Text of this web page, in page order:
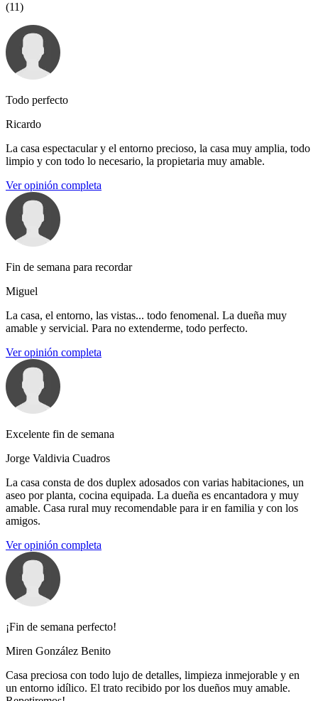
(11)
Todo perfecto
Ricardo
La casa espectacular y el entorno precioso, la casa muy amplia, todo
limpio y con todo lo necesario, la propietaria muy amable.
Ver opinión completa
Fin de semana para recordar
Miguel
La casa, el entorno, las vistas... todo fenomenal. La dueña muy
amable y servicial. Para no extenderme, todo perfecto.
Ver opinión completa
Excelente fin de semana
Jorge Valdivia Cuadros
La casa consta de dos duplex adosados con varias habitaciones, un
aseo por planta, cocina equipada. La dueña es encantadora y muy
amable. Casa rural muy recomendable para ir en familia y con los
amigos.
Ver opinión completa
¡Fin de semana perfecto!
Miren González Benito
Casa preciosa con todo lujo de detalles, limpieza inmejorable y en
un entorno idílico. El trato recibido por los dueños muy amable.